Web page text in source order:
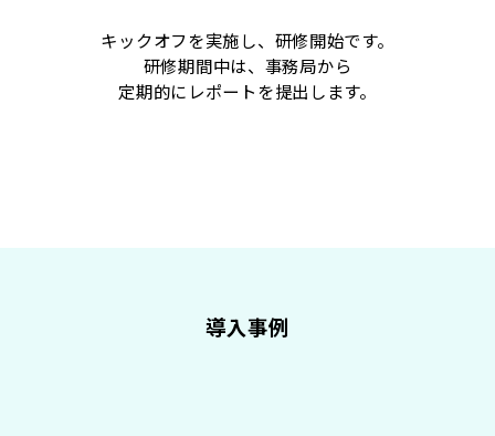
キックオフを実施し、研修開始です。
研修期間中は、事務局から
定期的にレポートを提出します。
導入事例